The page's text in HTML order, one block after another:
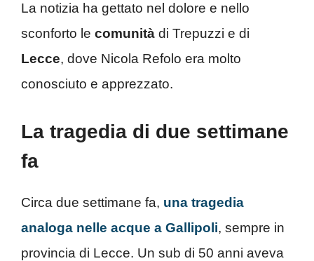
La notizia ha gettato nel dolore e nello
sconforto le comunità di Trepuzzi e di
Lecce, dove Nicola Refolo era molto
conosciuto e apprezzato.
La tragedia di due settimane
fa
Circa due settimane fa, una tragedia
analoga nelle acque a Gallipoli, sempre in
provincia di Lecce. Un sub di 50 anni aveva